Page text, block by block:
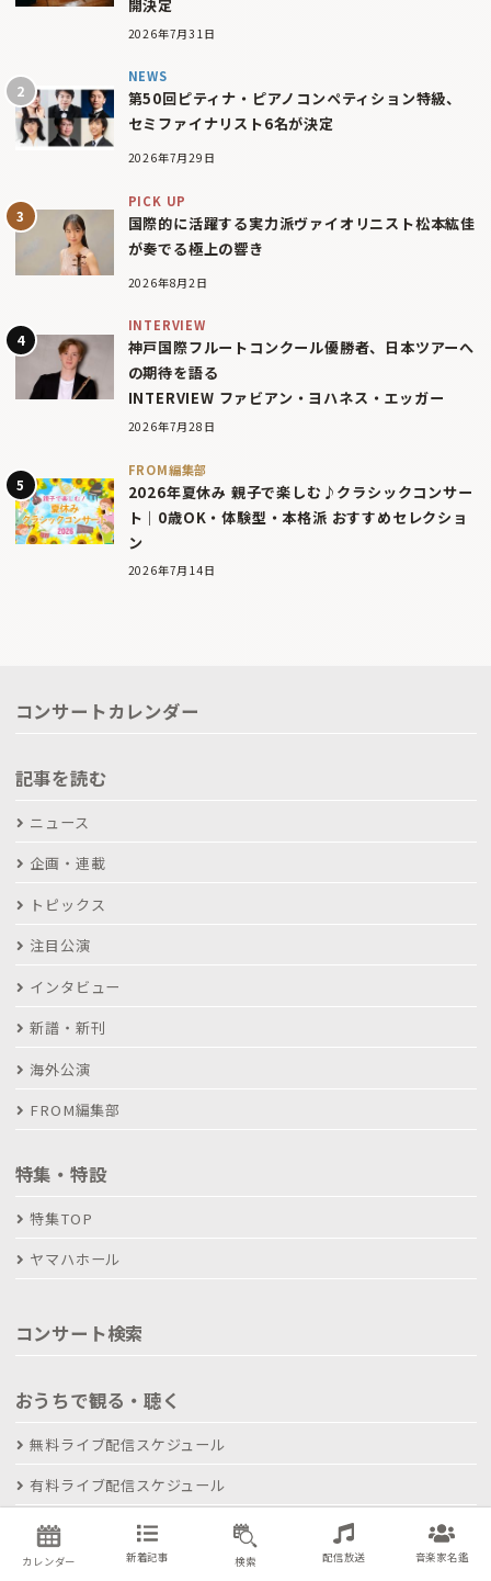
開決定
2026年7月31日
NEWS
第50回ピティナ・ピアノコンペティション特級、
セミファイナリスト6名が決定
2026年7月29日
PICK UP
国際的に活躍する実力派ヴァイオリニスト松本紘佳
が奏でる極上の響き
2026年8月2日
INTERVIEW
神戸国際フルートコンクール優勝者、日本ツアーへ
の期待を語る
INTERVIEW ファビアン・ヨハネス・エッガー
2026年7月28日
FROM編集部
2026年夏休み 親子で楽しむ♪クラシックコンサー
ト｜0歳OK・体験型・本格派 おすすめセレクショ
ン
2026年7月14日
コンサートカレンダー
記事を読む
ニュース
企画・連載
トピックス
注目公演
インタビュー
新譜・新刊
海外公演
FROM編集部
特集・特設
特集TOP
ヤマハホール
コンサート検索
おうちで観る・聴く
無料ライブ配信スケジュール
有料ライブ配信スケジュール
TV＆FM番組放送スケジュール
カレンダー 新着記事 検索 配信放送 音楽家名鑑